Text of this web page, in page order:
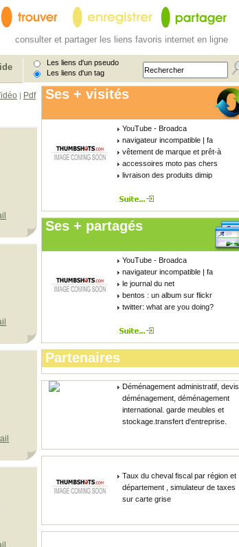
consulter et partager les liens favoris internet en ligne
Les liens d'un pseudo
Les liens d'un tag
| Pdf Ses + visités
YouTube - Broadca
navigateur incompatible | fa
vêtement de marque et prêt-à
accessoires moto pas chers
livraison des produits dimip
Ses + partagés
YouTube - Broadca
navigateur incompatible | fa
le journal du net
bentos : un album sur flickr
twitter: what are you doing?
Partenaires
Déménagement administratif, devis
déménagement, déménagement
international. garde meubles et
stockage.transfert d'entreprise.
Taux du cheval fiscal par région et
département , simulateur de taxes
sur carte grise